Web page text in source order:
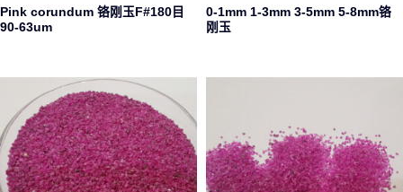
Pink corundum 铬刚玉F#180目
90-63um
0-1mm 1-3mm 3-5mm 5-8mm铬
刚玉